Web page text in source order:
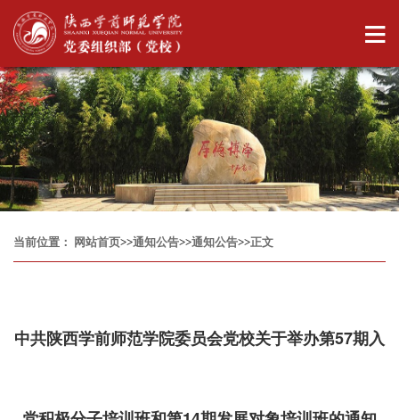
当前位置： 网站首页>>通知公告>>通知公告>>正文
中共陕西学前师范学院委员会党校关于举办第57期入